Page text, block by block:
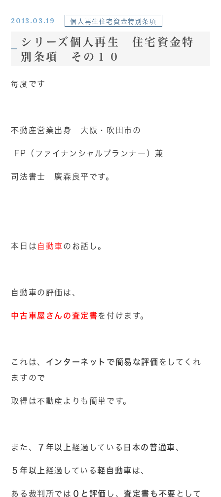
2013.03.19 個人再生住宅資金特別条項
シリーズ個人再生 住宅資金特
別条項 その１０
毎度です
不動産営業出身 大阪・吹田市の
FP（ファイナンシャルプランナー）兼
司法書士 廣森良平です。
本日は 自動車 のお話し。
自動車の評価は、
中古車屋さんの査定書を付けます。
これは、 インターネットで簡易な評価をしてくれ
ますので
取得は不動産よりも簡単です。
また、 ７年以上 経過している 日本の普通車、
５年以上 経過している軽自動車 は、
ある裁判所では ０と評価 し、査定書も不要 として